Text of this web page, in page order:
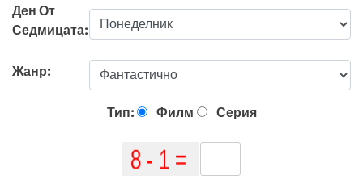
Ден От
Седмицата:
Жанр:
Тип: Филм Серия